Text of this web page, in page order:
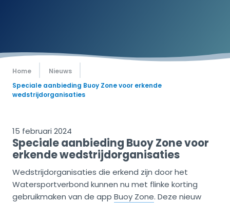
Home
Nieuws
Speciale aanbieding Buoy Zone voor erkende
wedstrijdorganisaties
15 februari 2024
Speciale aanbieding Buoy Zone voor
erkende wedstrijdorganisaties
Wedstrijdorganisaties die erkend zijn door het
Watersportverbond kunnen nu met flinke korting
gebruikmaken van de app Buoy Zone. Deze nieuw